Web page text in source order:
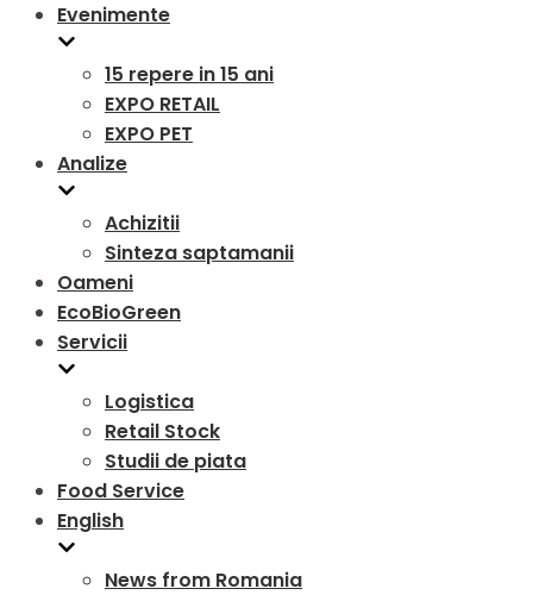
Evenimente
15 repere in 15 ani
EXPO RETAIL
EXPO PET
Analize
Achizitii
Sinteza saptamanii
Oameni
EcoBioGreen
Servicii
Logistica
Retail Stock
Studii de piata
Food Service
English
News from Romania